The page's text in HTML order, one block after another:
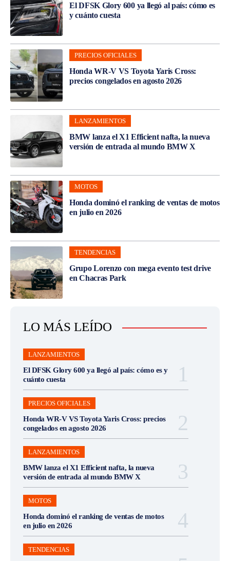
El DFSK Glory 600 ya llegó al país: cómo es
y cuánto cuesta
PRECIOS OFICIALES
Honda WR-V VS Toyota Yaris Cross:
precios congelados en agosto 2026
LANZAMIENTOS
BMW lanza el X1 Efficient nafta, la nueva
versión de entrada al mundo BMW X
MOTOS
Honda dominó el ranking de ventas de motos
en julio en 2026
TENDENCIAS
Grupo Lorenzo con mega evento test drive
en Chacras Park
LO MÁS LEÍDO
LANZAMIENTOS
El DFSK Glory 600 ya llegó al país: cómo es y
cuánto cuesta
PRECIOS OFICIALES
Honda WR-V VS Toyota Yaris Cross: precios
congelados en agosto 2026
LANZAMIENTOS
BMW lanza el X1 Efficient nafta, la nueva
versión de entrada al mundo BMW X
MOTOS
Honda dominó el ranking de ventas de motos
en julio en 2026
TENDENCIAS